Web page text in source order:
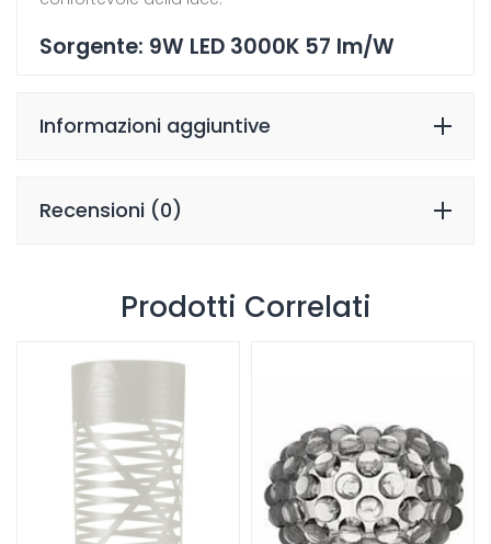
Sorgente: 9W LED 3000K 57 lm/W
Informazioni aggiuntive
Recensioni (0)
Prodotti Correlati